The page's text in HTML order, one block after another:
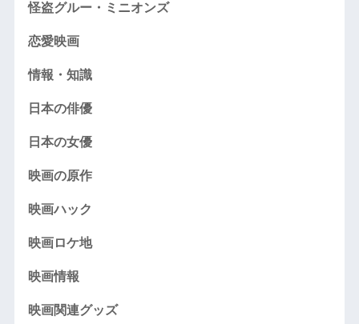
怪盗グルー・ミニオンズ
恋愛映画
情報・知識
日本の俳優
日本の女優
映画の原作
映画ハック
映画ロケ地
映画情報
映画関連グッズ